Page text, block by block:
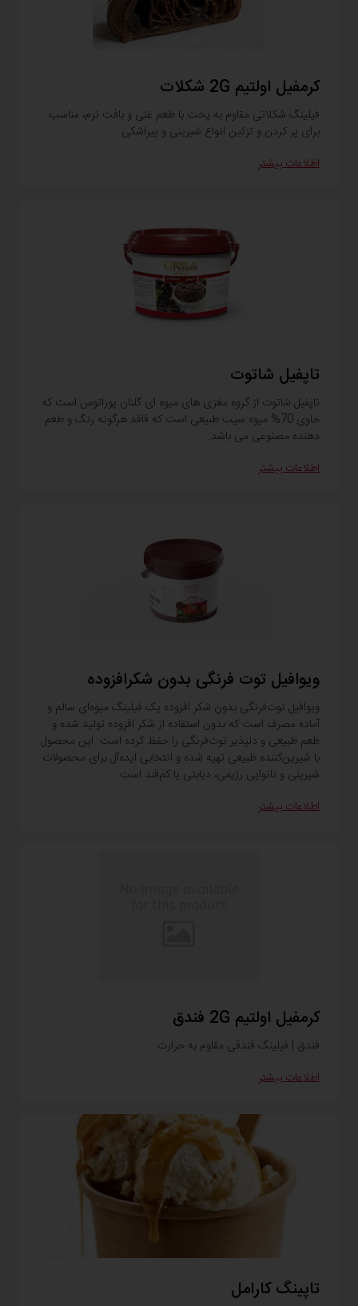
کرمفیل اولتیم ‎2G‎ شکلات
فیلینگ شکلاتی مقاوم به پخت با طعم غنی و بافت نرم، مناسب
برای پر کردن و تزئین انواع شیرینی و پیراشکی.
اطلاعات بیشتر
تاپفیل شاتوت
تاپفیل شاتوت از گروه مغزی های میوه ای گلنان پوراتوس است که
حاوی 70% میوه سیب طبیعی است که فاقد هرگونه رنگ و طعم
دهنده مصنوعی می باشد.
اطلاعات بیشتر
ویوافیل توت فرنگی بدون شکرافزوده
ویوافیل توت‌فرنگی بدون شکر افزوده یک فیلینگ میوه‌ای سالم و
آماده مصرف است که بدون استفاده از شکر افزوده تولید شده و
طعم طبیعی و دلپذیر توت‌فرنگی را حفظ کرده است. این محصول
با شیرین‌کننده طبیعی تهیه شده و انتخابی ایده‌آل برای محصولات
شیرینی و نانوایی رژیمی، دیابتی یا کم‌قند است.
اطلاعات بیشتر
کرمفیل اولتیم ‎2G‎ فندق
فندق | فیلینگ فندقی مقاوم به حرارت
اطلاعات بیشتر
تاپینگ کارامل